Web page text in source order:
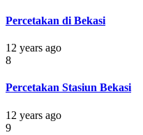
Percetakan di Bekasi
12 years ago
8
Percetakan Stasiun Bekasi
12 years ago
9